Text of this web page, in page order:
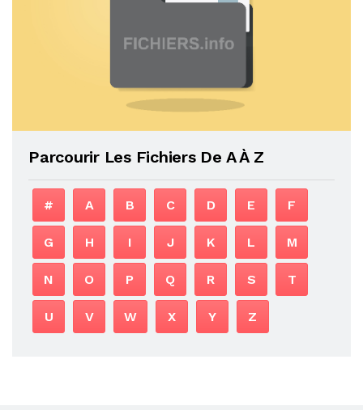
Parcourir Les Fichiers De A À Z
# A B C D E F
G H I J K L M
N O P Q R S T
U V W X Y Z